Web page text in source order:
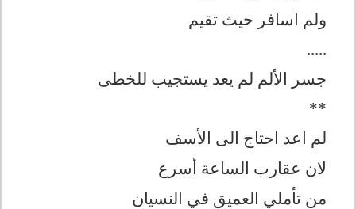
ولم اسافر حيث تقيم
.....
جسر الألم لم يعد يستجيب للخطى
**
لم اعد احتاج الى الأسف
لان عقارب الساعة أسرع
من تأملي العميق في النسيان